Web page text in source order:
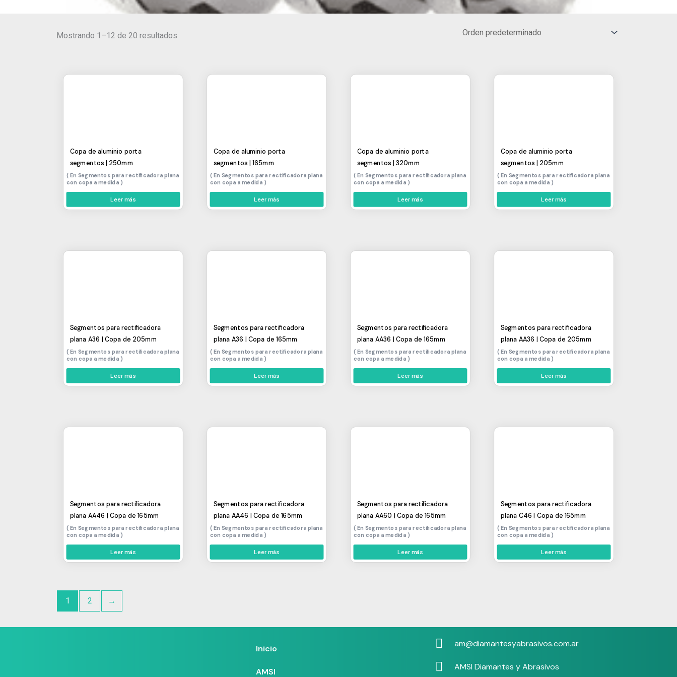
Mostrando 1–12 de 20 resultados
Copa de aluminio porta
segmentos | 250mm
Segmentos para rectificadora plana
con copa a medida
Leer más
Copa de aluminio porta
segmentos | 165mm
Segmentos para rectificadora plana
con copa a medida
Leer más
Copa de aluminio porta
segmentos | 320mm
Segmentos para rectificadora plana
con copa a medida
Leer más
Copa de aluminio porta
segmentos | 205mm
Segmentos para rectificadora plana
con copa a medida
Leer más
Segmentos para rectificadora
plana A36 | Copa de 205mm
Segmentos para rectificadora plana
con copa a medida
Leer más
Segmentos para rectificadora
plana A36 | Copa de 165mm
Segmentos para rectificadora plana
con copa a medida
Leer más
Segmentos para rectificadora
plana AA36 | Copa de 165mm
Segmentos para rectificadora plana
con copa a medida
Leer más
Segmentos para rectificadora
plana AA36 | Copa de 205mm
Segmentos para rectificadora plana
con copa a medida
Leer más
Segmentos para rectificadora
plana AA46 | Copa de 165mm
Segmentos para rectificadora plana
con copa a medida
Leer más
Segmentos para rectificadora
plana AA46 | Copa de 165mm
Segmentos para rectificadora plana
con copa a medida
Leer más
Segmentos para rectificadora
plana AA60 | Copa de 165mm
Segmentos para rectificadora plana
con copa a medida
Leer más
Segmentos para rectificadora
plana C46 | Copa de 165mm
Segmentos para rectificadora plana
con copa a medida
Leer más
1 2 →
Inicio
AMSI
am@diamantesyabrasivos.com.ar
AMSI Diamantes y Abrasivos